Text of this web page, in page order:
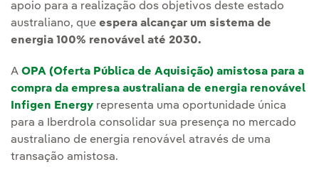
apoio para a realização dos objetivos deste estado
australiano, que espera alcançar um sistema de
energia 100% renovável até 2030.
A OPA (Oferta Pública de Aquisição) amistosa para a
compra da empresa australiana de energia renovável
Infigen Energy representa uma oportunidade única
para a Iberdrola consolidar sua presença no mercado
australiano de energia renovável através de uma
transação amistosa.